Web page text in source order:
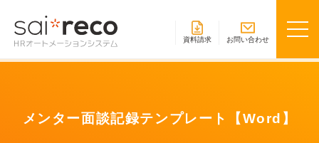
資料請求 お問い合わせ
メンター面談記録テンプレート【Word】